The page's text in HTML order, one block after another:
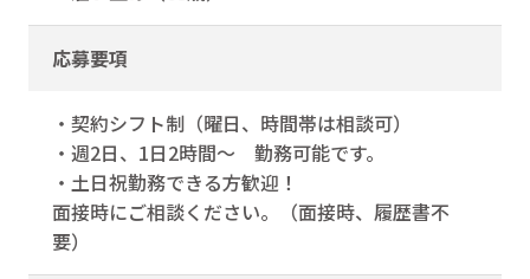
応募要項
・契約シフト制（曜日、時間帯は相談可）
・週2日、1日2時間～ 勤務可能です。
・土日祝勤務できる方歓迎！
面接時にご相談ください。（面接時、履歴書不
要）